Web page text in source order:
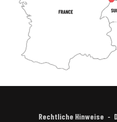
Rechtliche Hinweise